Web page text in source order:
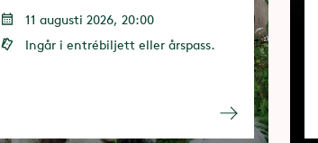
11 augusti 2026, 20:00
Ingår i entrébiljett eller årspass.